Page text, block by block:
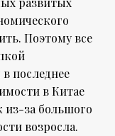
Поэтому все
последнее
в Китае
из-за большого
возросла.